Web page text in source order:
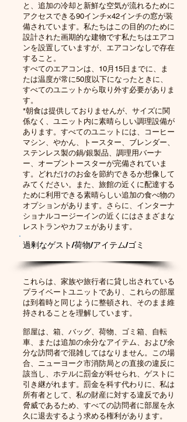
と、追加の冷却と新鮮な空気が流れるために
アクセスできる90インチ×42インチの窓が装
備されています。私たちはこの目的のために
設計された画期的な建物です私たちはエアコ
ンを設置していますが、エアコンなしで存在
すること。
すべてのエアコンは、10月15日までに、ま
たは温度が常に50度以下になったときに、
すべてのユニットから取り外す必要がありま
す。
*朝食は提供しておりませんが、サイズに関
係なく、ユニット内に素晴らしい調理設備が
あります。すべてのユニットには、コーヒー
マシン、やかん、トースター、ブレンダー、
ステンレス製の鍋/銀製品、調理用バーナ
ー、オーブントースターが完備されていま
す。どれだけのお金を節約できるか想像して
みてください。また、旅館の近くに配達する
ために利用できる素晴らしい追加の食べ物の
オプションがあります。さらに、インターナ
ショナルコージーインの近くにはさまざまな
レストランやカフェがあります。
過剰なゲスト/荷物/アイテム/ゴミ
これらは、家族や旅行者に貸し出されている
プライベートユニットであり、これらの部屋
は到着時と同じように整頓され、そのまま維
持されることを理解しています。
部屋は、箱、バッグ、荷物、ゴミ箱、自転
車、または追加の余分なアイテム、および余
分な訪問者で混雑してはなりません。この場
合、ニューヨーク市消防局との直接の違反に
該当し、ホテルに罰金が科せられ、ゲストに
引き継がれます。罰金を科す代わりに、私は
所有者として、私の財産に対する違反であり
脅威であるため、すべての訪問者に部屋を永
久に退去するよう求める権利があります。